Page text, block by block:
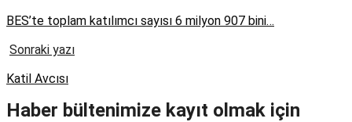
BES’te toplam katılımcı sayısı 6 milyon 907 bini…
Sonraki yazı
Katil Avcısı
Haber bültenimize kayıt olmak için